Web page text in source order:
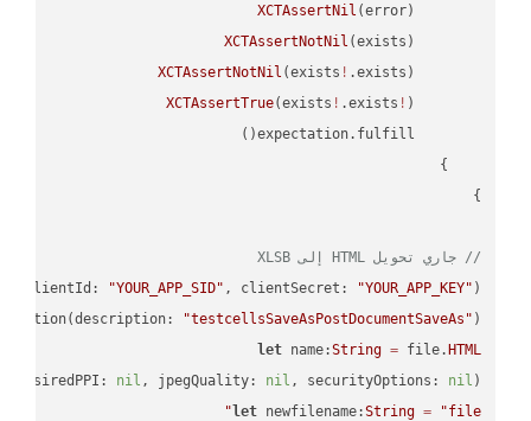
XCTAssertNil
XCTAssertNotNil
XCTAssertNotNil (exists !
XCTAssertTrue(exists ! .exists !
// جاري تحويل HTML إلى XLSB
(clientId: "YOUR_APP_SID" , clientSecret: "YOUR_APP_KEY" );
"testcellsSaveAsPostDocumentSaveAs" )
let name:String = file. HTML
, desiredPPI: nil , jpegQuality: nil , securityOptions: nil )
let newfilename:String =
"file"